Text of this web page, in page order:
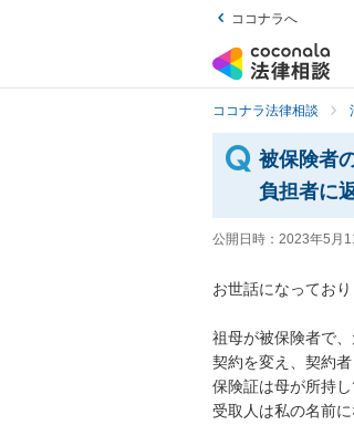
ココナラへ
ココナラ法律相談
被保険者
負担者に
公開日時： 2023年5月
お世話になっており
祖母が被保険者で
契約を変え、契約者
保険証は母が所持し
受取人は私の名前に